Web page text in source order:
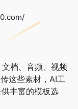
档、音频、视频
这些素材，AI工
丰富的模板选